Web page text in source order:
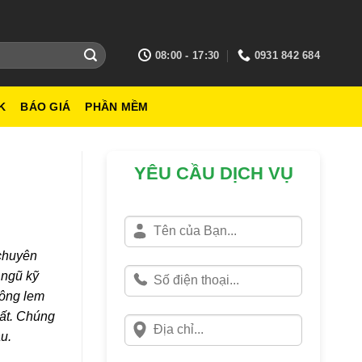
08:00 - 17:30 0931 842 684
BÁO GIÁ PHẦN MỀM
kỹ
lem
Chúng
YÊU CẦU DỊCH VỤ